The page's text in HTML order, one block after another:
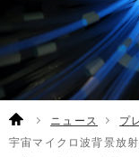
ニュース
プ
宇宙マイクロ波背景放